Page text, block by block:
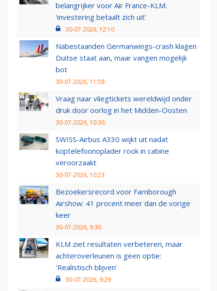
belangrijker voor Air France-KLM:
‘investering betaalt zich uit’
30-07-2026, 12:10
Nabestaanden Germanwings-crash klagen
Duitse staat aan, maar vangen mogelijk
bot
30-07-2026, 11:58
Vraag naar vliegtickets wereldwijd onder
druk door oorlog in het Midden-Oosten
30-07-2026, 10:36
SWISS-Airbus A330 wijkt uit nadat
koptelefoonoplader rook in cabine
veroorzaakt
30-07-2026, 10:23
Bezoekersrecord voor Farnborough
Airshow: 41 procent meer dan de vorige
keer
30-07-2026, 9:30
KLM ziet resultaten verbeteren, maar
achteroverleunen is geen optie:
‘Realistisch blijven’
30-07-2026, 9:29